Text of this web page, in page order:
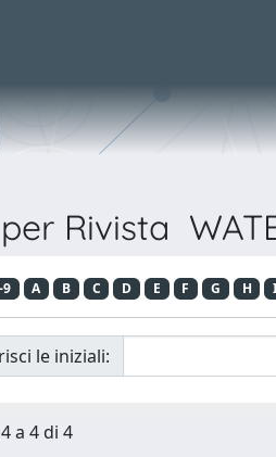
Rivista
9 A B C D E F G H
le iniziali:
a 4 di 4